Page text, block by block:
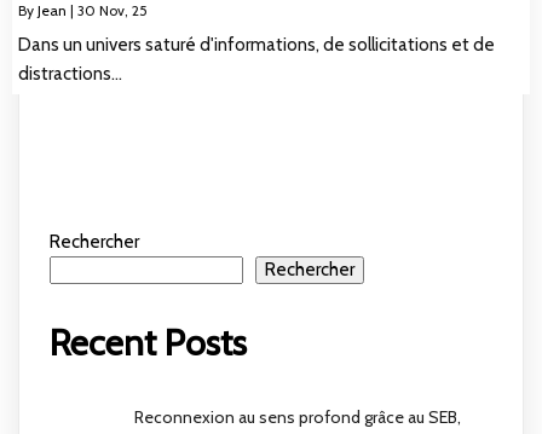
By Jean | 30 Nov, 25
Dans un univers saturé d'informations, de sollicitations et de
distractions…
Rechercher
Rechercher
Recent Posts
Reconnexion au sens profond grâce au SEB,